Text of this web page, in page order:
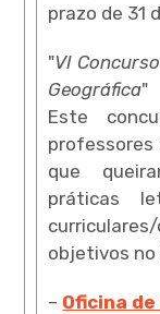
prazo de 31
"VI
Geográfica"
Este
que
práticas
objetivos no
– Oficina